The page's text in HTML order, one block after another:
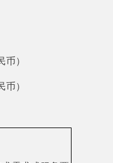
）
）